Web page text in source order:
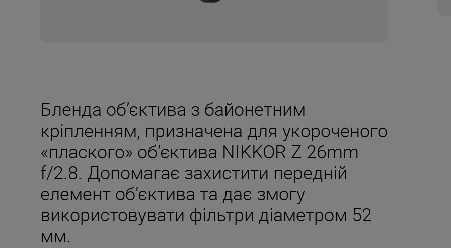
Бленда об’єктива з байонетним
кріпленням, призначена для укороченого
«плаского» об’єктива NIKKOR Z 26mm
f/2.8. Допомагає захистити передній
елемент об’єктива та дає змогу
використовувати фільтри діаметром 52
мм.